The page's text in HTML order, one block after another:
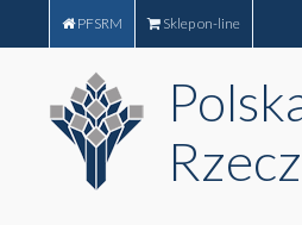
PFSRM Sklep on-line